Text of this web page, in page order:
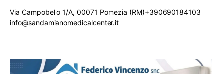
Via Campobello 1/A, 00071 Pomezia (RM)+390690184103
info@sandamianomedicalcenter.it